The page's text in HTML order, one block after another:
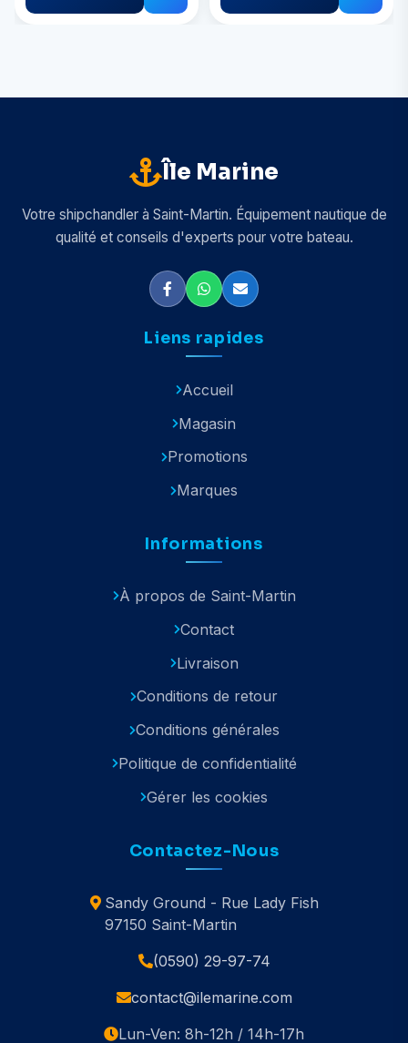
Île Marine
Votre shipchandler à Saint-Martin. Équipement nautique de
qualité et conseils d'experts pour votre bateau.
Liens rapides
Accueil
Magasin
Promotions
Marques
Informations
À propos de Saint-Martin
Contact
Livraison
Conditions de retour
Conditions générales
Politique de confidentialité
Gérer les cookies
Contactez-Nous
Sandy Ground - Rue Lady Fish
97150 Saint-Martin
(0590) 29-97-74
contact@ilemarine.com
Lun-Ven: 8h-12h / 14h-17h